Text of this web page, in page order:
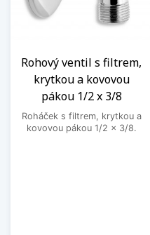
Rohový ventil s filtrem,
krytkou a kovovou
pákou 1/2 x 3/8
Roháček s filtrem, krytkou a
kovovou pákou 1/2 x 3/8.